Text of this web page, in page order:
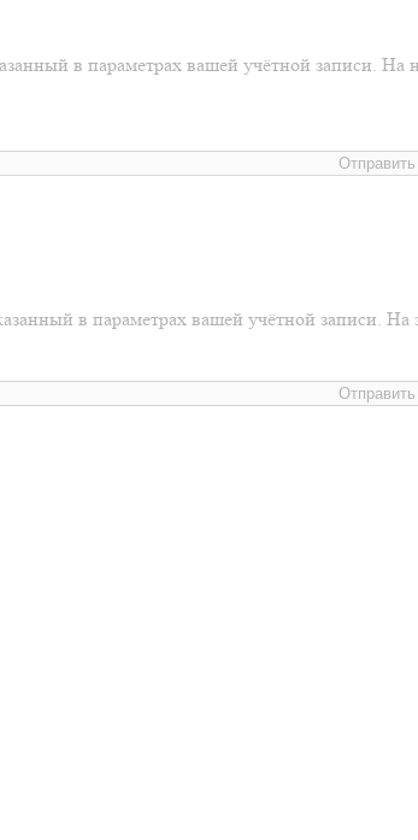
в параметрах вашей учётной записи.
Отправить
в параметрах вашей учётной записи.
Отправить